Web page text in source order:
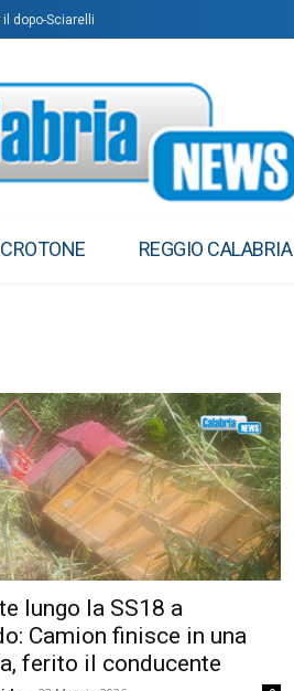
dopo-Sciarelli
CROTONE REGGIO CALABRIA
lungo la SS18 a
Camion finisce in una
ferito il conducente